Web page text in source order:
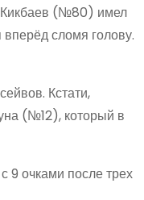
Кикбаев (№80) имел
сломя голову.
Кстати,
(№12), который в
9 очками после трех